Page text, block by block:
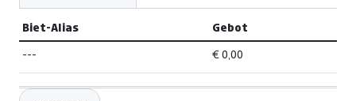
Biet-Alias Gebot
--- € 0,00